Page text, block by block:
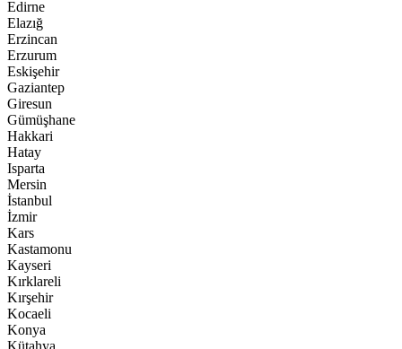
Edirne
Elazığ
Erzincan
Erzurum
Eskişehir
Gaziantep
Giresun
Gümüşhane
Hakkari
Hatay
Isparta
Mersin
İstanbul
İzmir
Kars
Kastamonu
Kayseri
Kırklareli
Kırşehir
Kocaeli
Konya
Kütahya